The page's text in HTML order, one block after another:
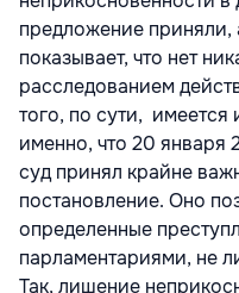
предложение приняли,
показывает, что нет
расследованием
того, по сути,
именно, что 20 января
суд принял крайне
постановление. Оно
определенные
парламентариями, не
Так, лишение